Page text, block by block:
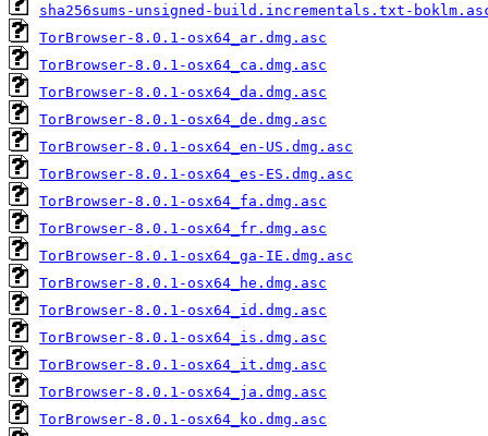
sha256sums-unsigned-build.incrementals.txt-
TorBrowser-8.0.1-osx64_ar.dmg.asc
TorBrowser-8.0.1-osx64_ca.dmg.asc
TorBrowser-8.0.1-osx64_da.dmg.asc
TorBrowser-8.0.1-osx64_de.dmg.asc
TorBrowser-8.0.1-osx64_en-US.dmg.asc
TorBrowser-8.0.1-osx64_es-ES.dmg.asc
TorBrowser-8.0.1-osx64_fa.dmg.asc
TorBrowser-8.0.1-osx64_fr.dmg.asc
TorBrowser-8.0.1-osx64_ga-IE.dmg.asc
TorBrowser-8.0.1-osx64_he.dmg.asc
TorBrowser-8.0.1-osx64_id.dmg.asc
TorBrowser-8.0.1-osx64_is.dmg.asc
TorBrowser-8.0.1-osx64_it.dmg.asc
TorBrowser-8.0.1-osx64_ja.dmg.asc
TorBrowser-8.0.1-osx64_ko.dmg.asc